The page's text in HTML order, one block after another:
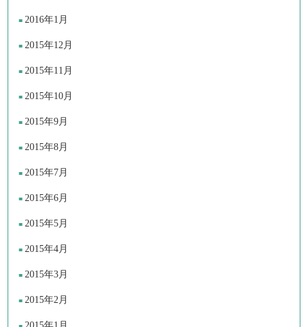
2016年1月
2015年12月
2015年11月
2015年10月
2015年9月
2015年8月
2015年7月
2015年6月
2015年5月
2015年4月
2015年3月
2015年2月